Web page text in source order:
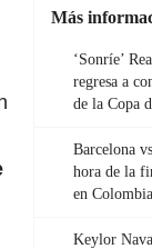
Más
‘Sonríe’
regresa a
de la Copa
Barcelona
hora de la
en Colombia
Keylor